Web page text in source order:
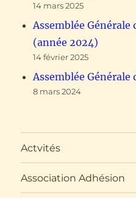
14 mars 2025
Assemblée Générale
(année 2024)
14 février 2025
Assemblée
8 mars 2024
Actvités
Association Adhésion